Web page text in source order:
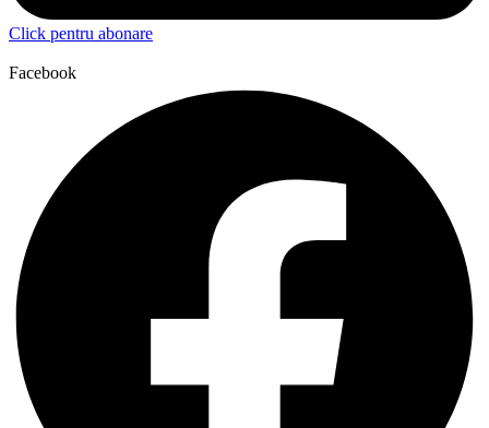
Click pentru abonare
Facebook